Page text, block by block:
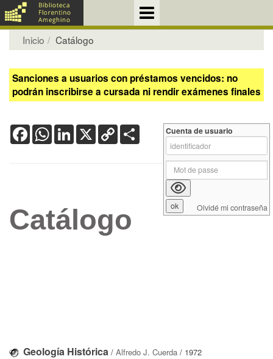
Inicio Catálogo
Sanciones a usuarios con préstamos vencidos: no
podrán inscribirse a cursada ni rendir exámenes finales
FacebookWhatsApp
LinkedIn
X Copy
Link
Catálogo
Geología Histórica / Alfredo J. Cuerda / 1972
Cuenta de usuario
Olvidé mi contraseña